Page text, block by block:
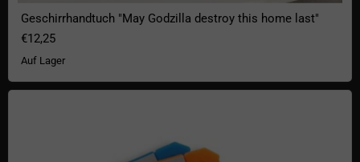
Geschirrhandtuch "May Godzilla destroy this home last"
€12,25
Auf Lager